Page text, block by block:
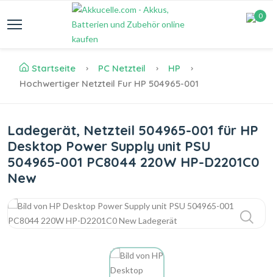
0
Startseite PC Netzteil
HP
Hochwertiger Netzteil Fur HP 504965-001
Ladegerät, Netzteil 504965-001 für HP
Desktop Power Supply unit PSU
504965-001 PC8044 220W HP-D2201C0
New